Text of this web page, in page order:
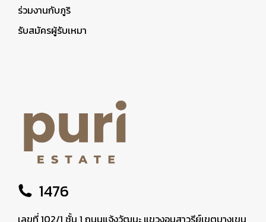
ร่วมงานกับภูริ
รับสมัครผู้รับเหมา
1476
เลขที่ 102/1 ชั้น 1 ถนนแจ้งวัฒนะ แขวงอนุสาวรีย์เขตบางเขน